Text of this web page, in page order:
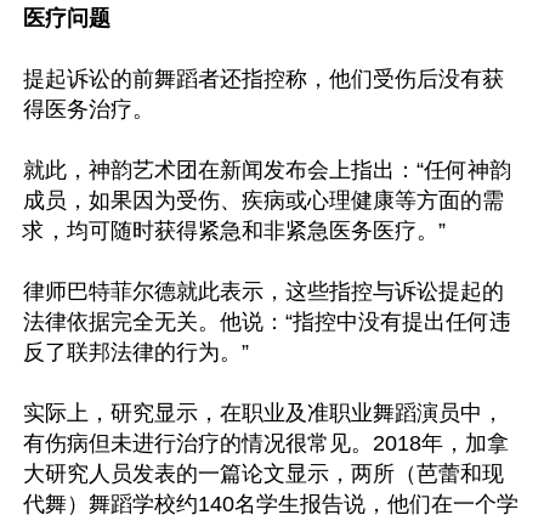
医疗问题
提起诉讼的前舞蹈者还指控称，他们受伤后没有获
得医务治疗。
就此，神韵艺术团在新闻发布会上指出：“任何神韵
成员，如果因为受伤、疾病或心理健康等方面的需
求，均可随时获得紧急和非紧急医务医疗。”
律师巴特菲尔德就此表示，这些指控与诉讼提起的
法律依据完全无关。他说：“指控中没有提出任何违
反了联邦法律的行为。”
实际上，研究显示，在职业及准职业舞蹈演员中，
有伤病但未进行治疗的情况很常见。2018年，加拿
大研究人员发表的一篇论文显示，两所（芭蕾和现
代舞）舞蹈学校约140名学生报告说，他们在一个学